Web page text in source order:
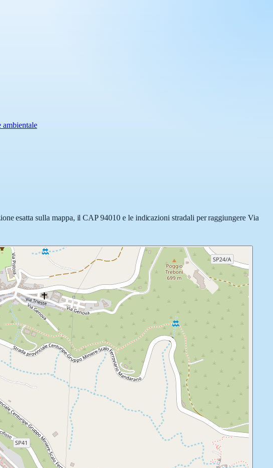
ambientale
esatta sulla mappa, il CAP 94010 e le indicazioni stradali per raggiungere Via